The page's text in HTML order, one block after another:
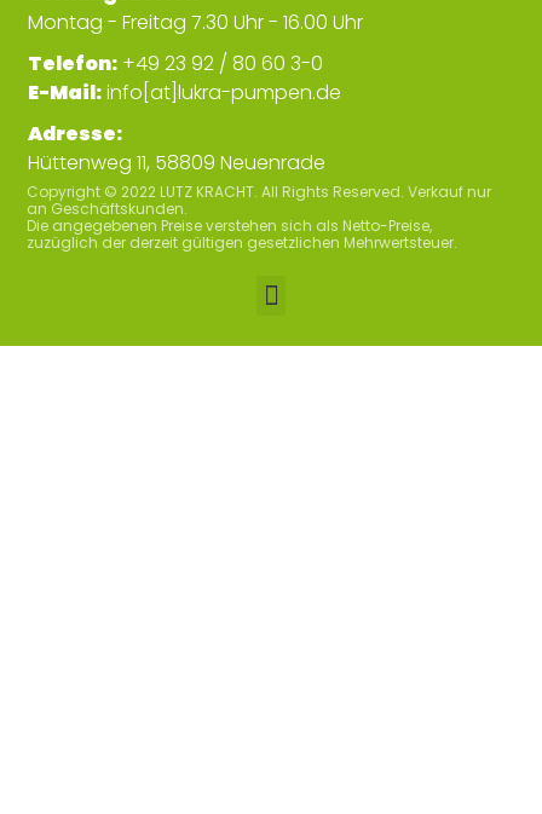
Montag - Freitag 7.30 Uhr - 16.00 Uhr
Telefon: +49 23 92 / 80 60 3-0
E-Mail:info[at]lukra-pumpen.de
Adresse:
Hüttenweg 11, 58809 Neuenrade
Copyright © 2022 LUTZ KRACHT. All Rights Reserved. Verkauf nur
an Geschäftskunden.
Die angegebenen Preise verstehen sich als Netto-Preise,
zuzüglich der derzeit gültigen gesetzlichen Mehrwertsteuer.